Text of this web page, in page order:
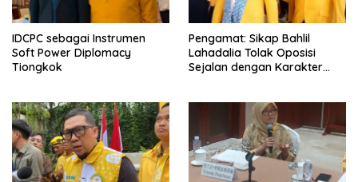
IDCPC sebagai Instrumen
Soft Power Diplomacy
Tiongkok
Pengamat: Sikap Bahlil
Lahadalia Tolak Oposisi
Sejalan dengan Karakter